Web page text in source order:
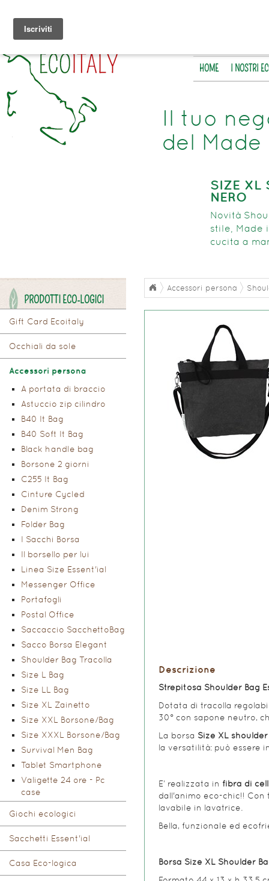
HOME I NOSTRI
Il tuo
del
SIZE XL
NERO
Novità
stile, Made
cucita a
PRODOTTI ECO-LOGICI
Gift Card Ecoitaly
Occhiali da sole
Accessori persona
A portata di braccio
Astuccio zip cilindro
B40 It Bag
B40 Soft It Bag
Black handle bag
Borsone 2 giorni
C255 It Bag
Cinture Cycled
Denim Strong
Folder Bag
I Sacchi Borsa
Il borsello per lui
Linea Size Essent'ial
Messenger Office
Portafogli
Postal Office
Saccaccio SacchettoBag
Sacco Borsa Elegant
Shoulder Bag Tracolla
Size L Bag
Size LL Bag
Size XL Zainetto
Size XXL Borsone/Bag
Size XXXL Borsone/Bag
Survival Men Bag
Tablet Smartphone
Valigette 24 ore - Pc
case
Giochi ecologici
Sacchetti Essent'ial
Casa Eco-logica
Accessori persona
Descrizione
Strepitosa Shoulder Bag
Dotata di tracolla
30° con sapone neutro,
La borsa Size XL
la versatilità: può essere
E’ realizzata in fibra di
dall'animo eco-chic!!
lavabile in lavatrice.
Bella, funzionale ed
Borsa Size XL Shoulder